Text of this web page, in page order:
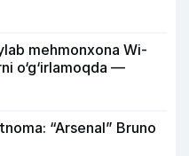
mehmonxona Wi-
o‘g‘irlamoqda —
“Arsenal” Bruno